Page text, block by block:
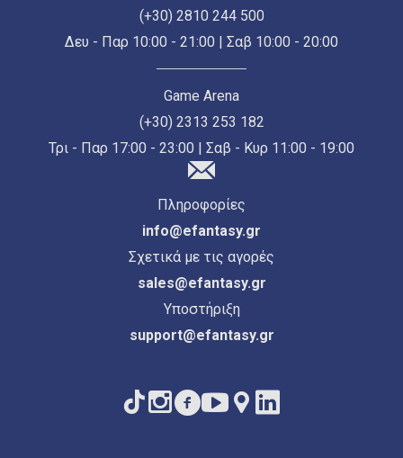
(+30) 2810 244 500
Δευ - Παρ 10:00 - 21:00 | Σαβ 10:00 - 20:00
Game Arena
(+30) 2313 253 182
Τρι - Παρ 17:00 - 23:00 | Σαβ - Κυρ 11:00 - 19:00
Πληροφορίες
info@efantasy.gr
Σχετικά με τις αγορές
sales@efantasy.gr
Υποστήριξη
support@efantasy.gr